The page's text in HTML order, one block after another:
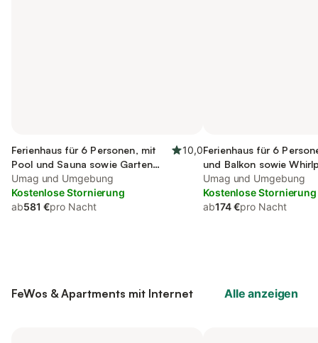
Ferienhaus für 6 Personen, mit
Pool und Sauna sowie Garten
und Whirlpool
10,0
Umag und Umgebung
Kostenlose Stornierung
ab581 €pro Nacht
Ferienhaus für 6
und Balkon sowie
Haustier
Umag und Umgebung
Kostenlose Stornierung
ab174 €pro Nacht
FeWos & Apartments mit Internet Alle anzeigen